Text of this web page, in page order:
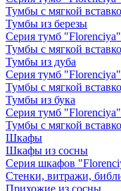
Тумбы с мягкой
Тумбы из березы
Серия тумб
Тумбы с мягкой
Тумбы из дуба
Серия тумб "Florenciya"
Тумбы с мягкой
Тумбы из бука
Серия тумб "Florenciya"
Тумбы с мягкой
Шкафы
Шкафы из сосны
Серия шкафов
Стенки, витражи,
Прихожие из сосны